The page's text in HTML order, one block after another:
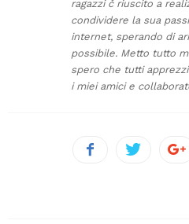
ragazzi č riuscito a
condividere la sua
internet, sperando di
possibile. Metto tutto
spero che tutti
i miei amici e